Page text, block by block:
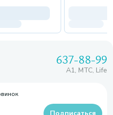
637-88-99
A1, МТС, Life